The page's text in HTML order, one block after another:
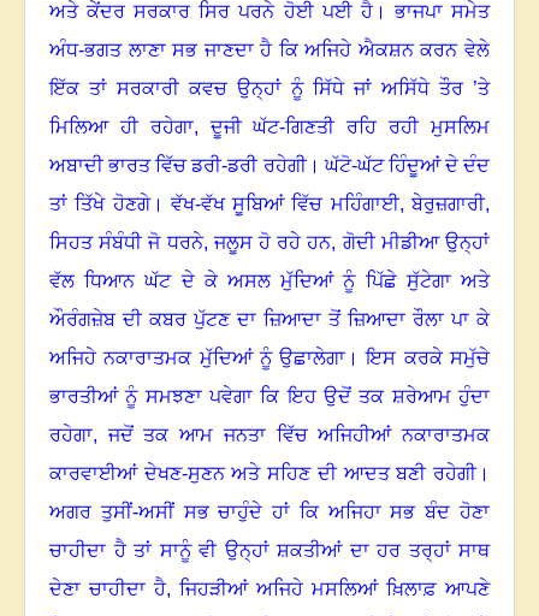
ਅਤੇ ਕੇਂਦਰ ਸਰਕਾਰ ਸਿਰ ਪਰਨੇ ਹੋਈ ਪਈ ਹੈ।
ਭਾਜਪਾ ਸਮੇਤ
ਅੰਧ-ਭਗਤ ਲਾਣਾ ਸਭ ਜਾਣਦਾ ਹੈ ਕਿ ਅਜਿਹੇ ਐਕਸ਼ਨ ਕਰਨ ਵੇਲੇ
ਇੱਕ ਤਾਂ ਸਰਕਾਰੀ ਕਵਚ ਉਨ੍ਹਾਂ ਨੂੰ ਸਿੱਧੇ ਜਾਂ ਅਸਿੱਧੇ ਤੌਰ ’ਤੇ
ਮਿਲਿਆ ਹੀ ਰਹੇਗਾ,ਦੂਜੀ ਘੱਟ-ਗਿਣਤੀ ਰਹਿ ਰਹੀ ਮੁਸਲਿਮ
ਅਬਾਦੀ ਭਾਰਤ ਵਿੱਚ ਡਰੀ-ਡਰੀ ਰਹੇਗੀ। ਘੱਟੋ-ਘੱਟ ਹਿੰਦੂਆਂ ਦੇ ਦੰਦ
ਤਾਂ ਤਿੱਖੇ ਹੋਣਗੇ। ਵੱਖ-ਵੱਖ ਸੂਬਿਆਂ ਵਿੱਚ ਮਹਿੰਗਾਈ,ਬੇਰੁਜ਼ਗਾਰੀ,
ਸਿਹਤ ਸੰਬੰਧੀ ਜੋ ਧਰਨੇ,ਜਲੂਸ ਹੋ ਰਹੇ ਹਨ, ਗੋਦੀ ਮੀਡੀਆ ਉਨ੍ਹਾਂ
ਵੱਲ ਧਿਆਨ ਘੱਟ ਦੇ ਕੇ ਅਸਲ ਮੁੱਦਿਆਂ ਨੂੰ ਪਿੱਛੇ ਸੁੱਟੇਗਾ ਅਤੇ
ਔਰੰਗਜ਼ੇਬ ਦੀ ਕਬਰ ਪੁੱਟਣ ਦਾ ਜ਼ਿਆਦਾ ਤੋਂ ਜ਼ਿਆਦਾ ਰੌਲਾ ਪਾ ਕੇ
ਅਜਿਹੇ ਨਕਾਰਾਤਮਕ ਮੁੱਦਿਆਂ ਨੂੰ ਉਛਾਲੇਗਾ ।ਇਸ ਕਰਕੇ ਸਮੁੱਚੇ
ਭਾਰਤੀਆਂ ਨੂੰ ਸਮਝਣਾ ਪਵੇਗਾ ਕਿ ਇਹ ਉਦੋਂ ਤਕ ਸ਼ਰੇਆਮ ਹੁੰਦਾ
ਰਹੇਗਾ, ਜਦੋਂ ਤਕ ਆਮ ਜਨਤਾ ਵਿੱਚ ਅਜਿਹੀਆਂ ਨਕਾਰਾਤਮਕ
ਕਾਰਵਾਈਆਂ ਦੇਖਣ-ਸੁਣਨ ਅਤੇ ਸਹਿਣ ਦੀ ਆਦਤ ਬਣੀ ਰਹੇਗੀ।
ਅਗਰ ਤੁਸੀਂ-ਅਸੀਂ ਸਭ ਚਾਹੁੰਦੇ ਹਾਂ ਕਿ ਅਜਿਹਾ ਸਭ ਬੰਦ ਹੋਣਾ
ਚਾਹੀਦਾ ਹੈ ਤਾਂ ਸਾਨੂੰ ਵੀ ਉਨ੍ਹਾਂ ਸ਼ਕਤੀਆਂ ਦਾ ਹਰ ਤਰ੍ਹਾਂ ਸਾਥ
ਦੇਣਾ ਚਾਹੀਦਾ ਹੈ, ਜਿਹੜੀਆਂ ਅਜਿਹੇ ਮਸਲਿਆਂ ਖ਼ਿਲਾਫ਼ ਆਪਣੇ